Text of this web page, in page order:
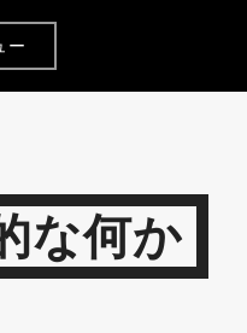
ー
な何か